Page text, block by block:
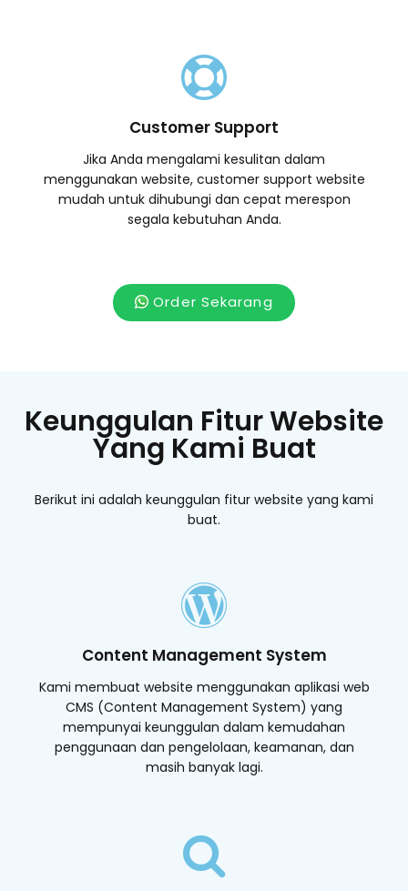
Customer Support
Jika Anda mengalami kesulitan dalam
menggunakan website, customer support website
mudah untuk dihubungi dan cepat merespon
segala kebutuhan Anda.
Order Sekarang
Keunggulan Fitur Website
Yang Kami Buat
Berikut ini adalah keunggulan fitur website yang kami
buat.
Content Management System
Kami membuat website menggunakan aplikasi web
CMS (Content Management System) yang
mempunyai keunggulan dalam kemudahan
penggunaan dan pengelolaan, keamanan, dan
masih banyak lagi.